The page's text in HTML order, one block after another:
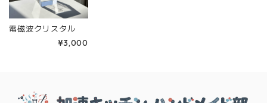
電磁波クリスタル
¥3,000
Information